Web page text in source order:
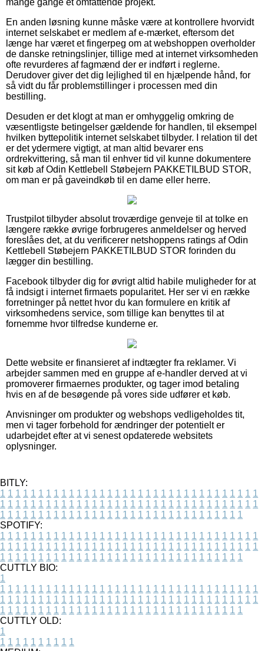
En anden løsning kunne måske være at kontrollere hvorvidt
internet selskabet er medlem af e-mærket, eftersom det
længe har været et fingerpeg om at webshoppen overholder
de danske retningslinjer, tillige med at internet virksomheden
ofte revurderes af fagmænd der er indført i reglerne.
Derudover giver det dig lejlighed til en hjælpende hånd, for
så vidt du får problemstillinger i processen med din
bestilling.
Desuden er det klogt at man er omhyggelig omkring de
væsentligste betingelser gældende for handlen, til eksempel
hvilken byttepolitik internet selskabet tilbyder. I relation til det
er det ydermere vigtigt, at man altid bevarer ens
ordrekvittering, så man til enhver tid vil kunne dokumentere
sit køb af Odin Kettlebell Støbejern PAKKETILBUD STOR,
om man er på gaveindkøb til en dame eller herre.
Trustpilot tilbyder absolut troværdige genveje til at tolke en
længere række øvrige forbrugeres anmeldelser og herved
foreslåes det, at du verificerer netshoppens ratings af Odin
Kettlebell Støbejern PAKKETILBUD STOR forinden du
lægger din bestilling.
Facebook tilbyder dig for øvrigt altid habile muligheder for at
få indsigt i internet firmaets popularitet. Her ser vi en række
forretninger på nettet hvor du kan formulere en kritik af
virksomhedens service, som tillige kan benyttes til at
fornemme hvor tilfredse kunderne er.
Dette website er finansieret af indtægter fra reklamer. Vi
arbejder sammen med en gruppe af e-handler derved at vi
promoverer firmaernes produkter, og tager imod betaling
hvis en af de besøgende på vores side udfører et køb.
Anvisninger om produkter og webshops vedligeholdes tit,
men vi tager forbehold for ændringer der potentielt er
udarbejdet efter at vi senest opdaterede websitets
oplysninger.
BITLY:
1 1 1 1 1 1 1 1 1 1 1 1 1 1 1 1 1 1 1 1 1 1 1 1 1 1 1 1 1 1 1 1 1 1
1 1 1 1 1 1 1 1 1 1 1 1 1 1 1 1 1 1 1 1 1 1 1 1 1 1 1 1 1 1 1 1 1 1
1 1 1 1 1 1 1 1 1 1 1 1 1 1 1 1 1 1 1 1 1 1 1 1 1 1 1 1 1 1 1 1
SPOTIFY:
1 1 1 1 1 1 1 1 1 1 1 1 1 1 1 1 1 1 1 1 1 1 1 1 1 1 1 1 1 1 1 1 1 1
1 1 1 1 1 1 1 1 1 1 1 1 1 1 1 1 1 1 1 1 1 1 1 1 1 1 1 1 1 1 1 1 1 1
1 1 1 1 1 1 1 1 1 1 1 1 1 1 1 1 1 1 1 1 1 1 1 1 1 1 1 1 1 1 1 1
CUTTLY BIO:
1
1 1 1 1 1 1 1 1 1 1 1 1 1 1 1 1 1 1 1 1 1 1 1 1 1 1 1 1 1 1 1 1 1 1
1 1 1 1 1 1 1 1 1 1 1 1 1 1 1 1 1 1 1 1 1 1 1 1 1 1 1 1 1 1 1 1 1 1
1 1 1 1 1 1 1 1 1 1 1 1 1 1 1 1 1 1 1 1 1 1 1 1 1 1 1 1 1 1 1 1
CUTTLY OLD:
1
1 1 1 1 1 1 1 1 1 1